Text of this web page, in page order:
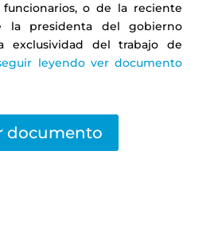
o de la reciente
la presidenta del gobierno
exclusividad del trabajo de
leyendo ver documento
documento